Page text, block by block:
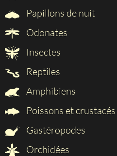
Papillons de nuit
Odonates
Insectes
Reptiles
Amphibiens
Poissons et crustacés
Gastéropodes
Orchidées